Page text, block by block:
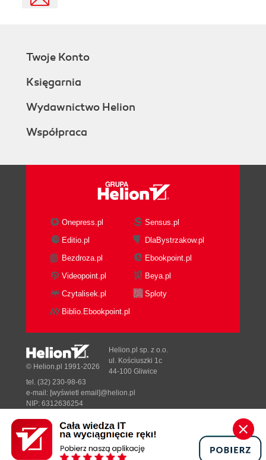
Twoje Konto
Księgarnia
Wydawnictwo Helion
Współpraca
Onepress.pl
Sensus.pl
Editio.pl
DlaBystrzakow.pl
Bezdroza.pl
Ebookpoint.pl
Videopoint.pl
Beya.pl
Czytalisek.pl
Sploty
Biblio.Ebookpoint.pl
Designed with ♥ byTonik.pl
© Helion.pl 1991-2026
Helion.pl sp. z o.o.
ul. Kościuszki 1c
44-100 Gliwice
tel. (32) 230-98-63
e-mail: [wyświetl email]@helion.pl
NIP: 6312636254